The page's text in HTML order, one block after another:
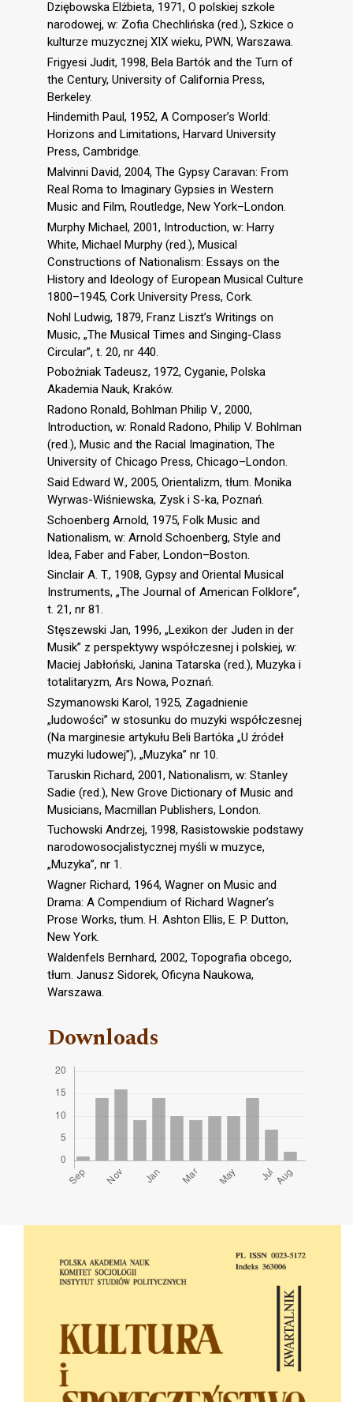
Dziębowska Elżbieta, 1971, O polskiej szkole
narodowej, w: Zofia Chechlińska (red.), Szkice o
kulturze muzycznej XIX wieku, PWN, Warszawa.
Frigyesi Judit, 1998, Bela Bartók and the Turn of
the Century, University of California Press,
Berkeley.
Hindemith Paul, 1952, A Composer’s World:
Horizons and Limitations, Harvard University
Press, Cambridge.
Malvinni David, 2004, The Gypsy Caravan: From
Real Roma to Imaginary Gypsies in Western
Music and Film, Routledge, New York–London.
Murphy Michael, 2001, Introduction, w: Harry
White, Michael Murphy (red.), Musical
Constructions of Nationalism: Essays on the
History and Ideology of European Musical Culture
1800–1945, Cork University Press, Cork.
Nohl Ludwig, 1879, Franz Liszt’s Writings on
Music, „The Musical Times and Singing-Class
Circular”, t. 20, nr 440.
Pobożniak Tadeusz, 1972, Cyganie, Polska
Akademia Nauk, Kraków.
Radono Ronald, Bohlman Philip V., 2000,
Introduction, w: Ronald Radono, Philip V. Bohlman
(red.), Music and the Racial Imagination, The
University of Chicago Press, Chicago–London.
Said Edward W., 2005, Orientalizm, tłum. Monika
Wyrwas-Wiśniewska, Zysk i S-ka, Poznań.
Schoenberg Arnold, 1975, Folk Music and
Nationalism, w: Arnold Schoenberg, Style and
Idea, Faber and Faber, London–Boston.
Sinclair A. T., 1908, Gypsy and Oriental Musical
Instruments, „The Journal of American Folklore”,
t. 21, nr 81.
Stęszewski Jan, 1996, „Lexikon der Juden in der
Musik” z perspektywy współczesnej i polskiej, w:
Maciej Jabłoński, Janina Tatarska (red.), Muzyka i
totalitaryzm, Ars Nowa, Poznań.
Szymanowski Karol, 1925, Zagadnienie
„ludowości” w stosunku do muzyki współczesnej
(Na marginesie artykułu Beli Bartóka „U źródeł
muzyki ludowej”), „Muzyka” nr 10.
Taruskin Richard, 2001, Nationalism, w: Stanley
Sadie (red.), New Grove Dictionary of Music and
Musicians, Macmillan Publishers, London.
Tuchowski Andrzej, 1998, Rasistowskie podstawy
narodowosocjalistycznej myśli w muzyce,
„Muzyka”, nr 1.
Wagner Richard, 1964, Wagner on Music and
Drama: A Compendium of Richard Wagner’s
Prose Works, tłum. H. Ashton Ellis, E. P. Dutton,
New York.
Waldenfels Bernhard, 2002, Topografia obcego,
tłum. Janusz Sidorek, Oficyna Naukowa,
Warszawa.
Downloads